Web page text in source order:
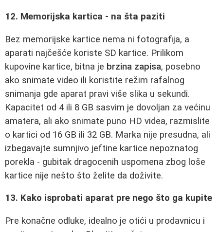
12. Memorijska kartica - na šta paziti
Bez memorijske kartice nema ni fotografija, a
aparati najčešće koriste SD kartice. Prilikom
kupovine kartice, bitna je brzina zapisa, posebno
ako snimate video ili koristite režim rafalnog
snimanja gde aparat pravi više slika u sekundi.
Kapacitet od 4 ili 8 GB sasvim je dovoljan za većinu
amatera, ali ako snimate puno HD videa, razmislite
o kartici od 16 GB ili 32 GB. Marka nije presudna, ali
izbegavajte sumnjivo jeftine kartice nepoznatog
porekla - gubitak dragocenih uspomena zbog loše
kartice nije nešto što želite da doživite.
13. Kako isprobati aparat pre nego što ga kupite
Pre konačne odluke, idealno je otići u prodavnicu i